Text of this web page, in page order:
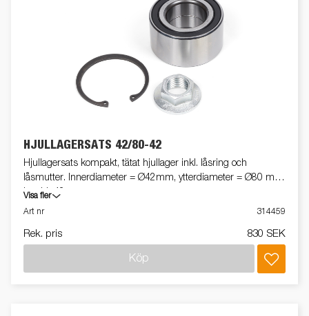
HJULLAGERSATS 42/80-42
Hjullagersats kompakt, tätat hjullager inkl. låsring och
låsmutter. Innerdiameter = Ø42mm, ytterdiameter = Ø80 mm,
bredd=42mm
Visa fler
Art nr
314459
Rek. pris 830 SEK
Köp